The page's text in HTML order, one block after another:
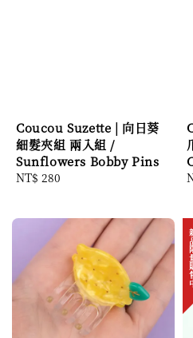
Coucou Suzette | 向日葵
細髮夾組 兩入組 /
Sunflowers Bobby Pins
Regular
NT$ 280
新